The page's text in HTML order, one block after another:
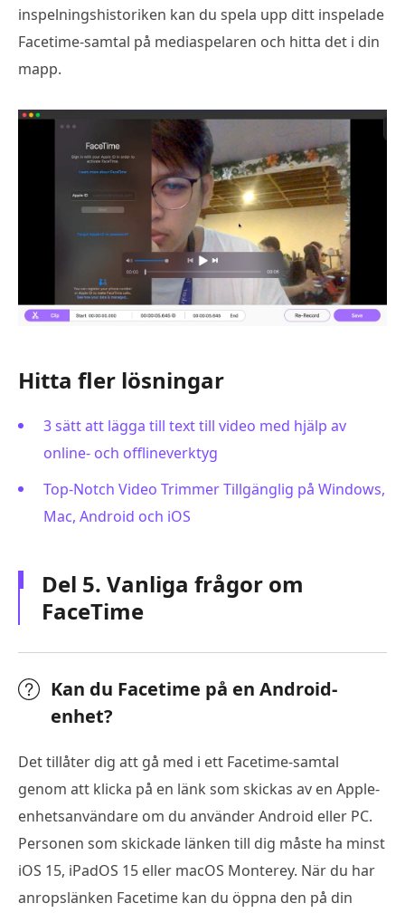
inspelningshistoriken kan du spela upp ditt inspelade
Facetime-samtal på mediaspelaren och hitta det i din
mapp.
Hitta fler lösningar
3 sätt att lägga till text till video med hjälp av
online- och offlineverktyg
Top-Notch Video Trimmer Tillgänglig på Windows,
Mac, Android och iOS
Del 5. Vanliga frågor om
FaceTime
Kan du Facetime på en Android-
enhet?
Det tillåter dig att gå med i ett Facetime-samtal
genom att klicka på en länk som skickas av en Apple-
enhetsanvändare om du använder Android eller PC.
Personen som skickade länken till dig måste ha minst
iOS 15, iPadOS 15 eller macOS Monterey. När du har
anropslänken Facetime kan du öppna den på din